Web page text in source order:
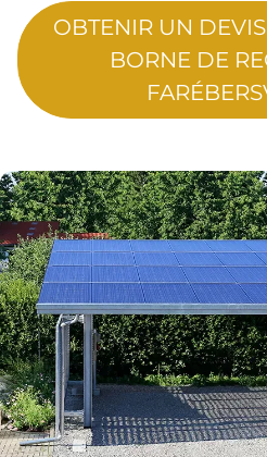
OBTENIR UN
BORNE DE